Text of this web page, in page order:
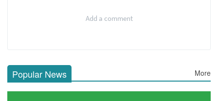
Add a comment
Popular News More